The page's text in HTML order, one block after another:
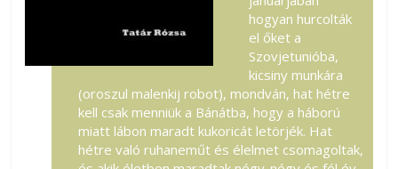
hogyan hurcolták
el őket a
Szovjetunióba,
kicsiny munkára
(oroszul malenkij robot), mondván, hat hétre
kell csak menniük a Bánátba, hogy a háború
miatt lábon maradt kukoricát letörjék. Hat
hétre való ruhaneműt és élelmet csomagoltak,